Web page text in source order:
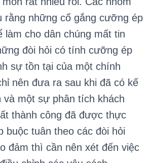
rằng những cố gắng cưỡng ép
làm cho dân chúng mất tin
đòi hỏi có tính cưỡng ép
sự tồn tại của một chính
nên đưa ra sau khi đã có kế
và một sự phân tích khách
thành công đã được thực
buộc tuân theo các đòi hỏi
đảm thì cần nên xét đến việc